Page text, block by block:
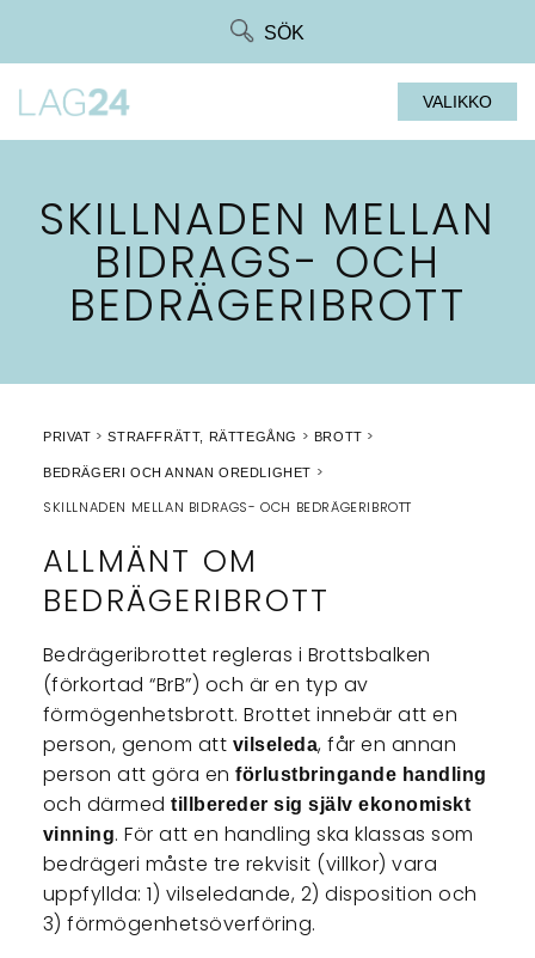
SÖK
VALIKKO
SKILLNADEN MELLAN
BIDRAGS- OCH
BEDRÄGERIBROTT
PRIVAT STRAFFRÄTT, RÄTTEGÅNG BROTT
BEDRÄGERI OCH ANNAN OREDLIGHET
SKILLNADEN MELLAN BIDRAGS- OCH BEDRÄGERIBROTT
ALLMÄNT OM
BEDRÄGERIBROTT
Bedrägeribrottet regleras i Brottsbalken
(förkortad “BrB”) och är en typ av
förmögenhetsbrott. Brottet innebär att en
person, genom att vilseleda, får en annan
person att göra enförlustbringande handling
och därmedtillbereder sig själv ekonomiskt
vinning. För att en handling ska klassas som
bedrägeri måste tre rekvisit (villkor) vara
uppfyllda: 1) vilseledande, 2) disposition och
3) förmögenhetsöverföring.